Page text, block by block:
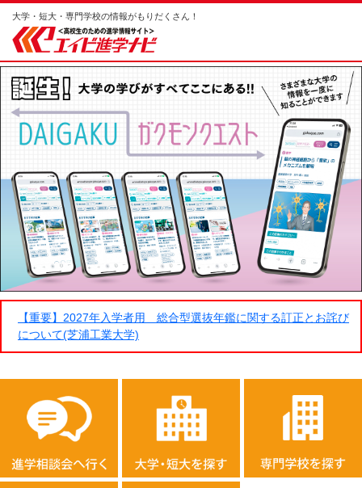
大学・短大・専門学校の情報がもりだくさん！
【重要】2027年入学者用 総合型選抜年鑑に関する訂正とお詫び
について(芝浦工業大学)